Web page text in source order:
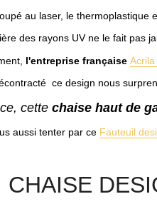
au laser, le thermoplastique
des rayons UV ne le fait pas
l'entreprise française
ce design nous
cette chaise haut de
aussi tenter par ce Fauteuil
CHAISE